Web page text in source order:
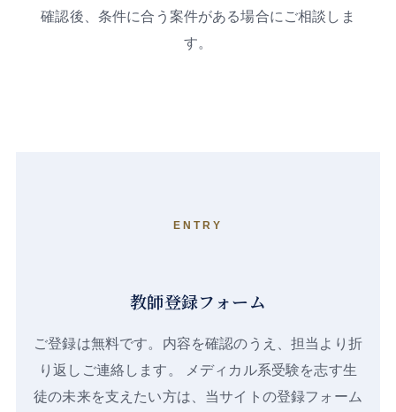
確認後、条件に合う案件がある場合にご相談しま
す。
ENTRY
教師登録フォーム
ご登録は無料です。内容を確認のうえ、担当より折
り返しご連絡します。 メディカル系受験を志す生
徒の未来を支えたい方は、当サイトの登録フォーム